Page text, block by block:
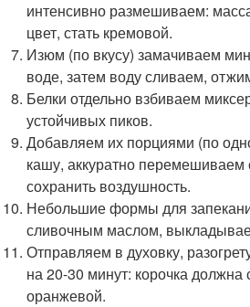
интенсивно размешиваем:
цвет, стать кремовой.
Изюм (по вкусу) замачиваем
воде, затем воду сливаем,
Белки отдельно взбиваем
устойчивых пиков.
Добавляем их порциями (по
кашу, аккуратно перемешиваем
сохранить воздушность.
Небольшие формы для
сливочным маслом,
Отправляем в духовку,
на 20-30 минут: корочка должна
оранжевой.